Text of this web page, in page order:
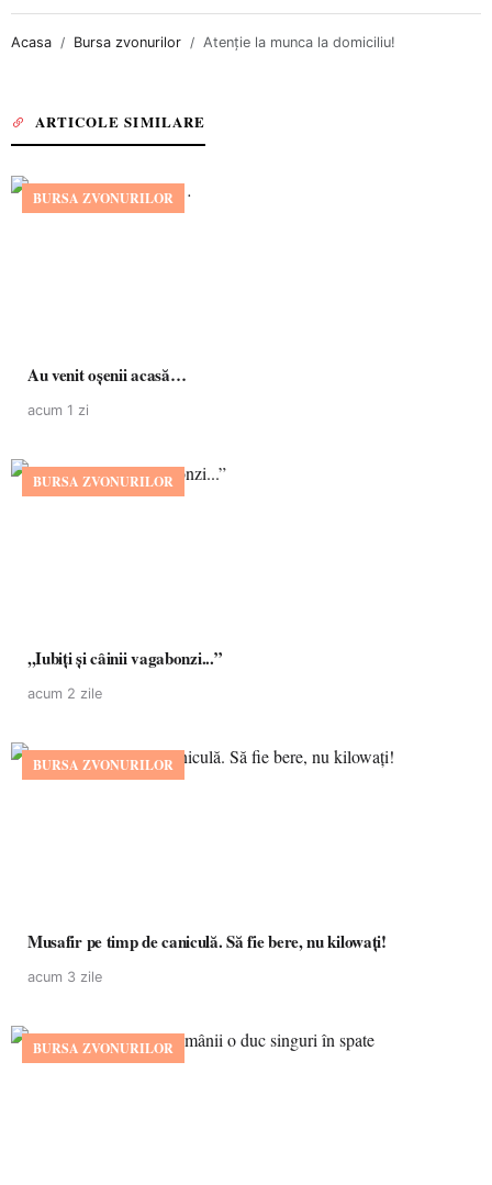
Acasa Bursa zvonurilor Atenţie la munca la domiciliu!
ARTICOLE SIMILARE
BURSA ZVONURILOR
Au venit oșenii acasă…
acum 1 zi
BURSA ZVONURILOR
,,Iubiți și câinii vagabonzi...”
acum 2 zile
BURSA ZVONURILOR
Musafir pe timp de caniculă. Să fie bere, nu kilowați!
acum 3 zile
BURSA ZVONURILOR